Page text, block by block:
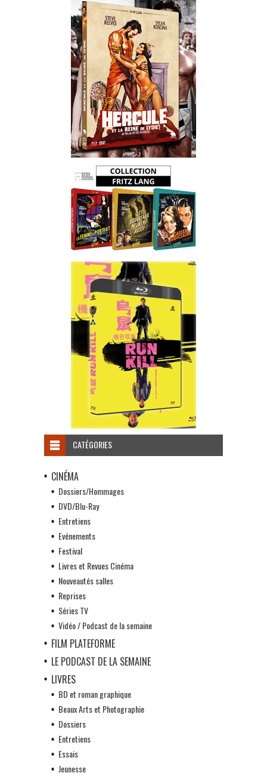
CATÉGORIES
CINÉMA
Dossiers/Hommages
DVD/Blu-Ray
Entretiens
Evénements
Festival
Livres et Revues Cinéma
Nouveautés salles
Reprises
Séries TV
Vidéo / Podcast de la semaine
FILM PLATEFORME
LE PODCAST DE LA SEMAINE
LIVRES
BD et roman graphique
Beaux Arts et Photographie
Dossiers
Entretiens
Essais
Jeunesse